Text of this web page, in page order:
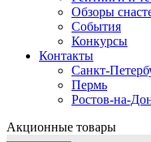
Обзоры
События
Конкурсы
Контакты
Санкт-
Пермь
Ростов-на-
Акционные товары